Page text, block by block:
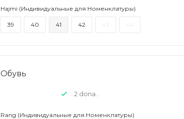
Hajmi (Индивидуальные для Номенклатуры)
39 40 41 42
Обувь
: 2 dona..
Rang (Индивидуальные для Номенклатуры)